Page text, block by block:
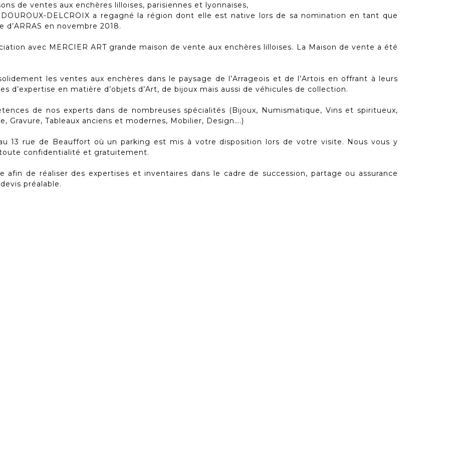
de ventes aux enchères lilloises, parisiennes et lyonnaises,
DELCROIX a regagné la région dont elle est native lors de sa nomination en tant que
en novembre 2018.
avec MERCIER ART grande maison de vente aux enchères lilloises. La Maison de vente a été
les ventes aux enchères dans le paysage de l’Arrageois et de l’Artois en offrant à leurs
d’expertise en matière d’objets d’Art, de bijoux mais aussi de véhicules de collection.
de nos experts dans de nombreuses spécialités (Bijoux, Numismatique, Vins et spiritueux,
Gravure, Tableaux anciens et modernes, Mobilier, Design….)
13 rue de Beauffort où un parking est mis à votre disposition lors de votre visite. Nous vous y
confidentialité et gratuitement.
afin de réaliser des expertises et inventaires dans le cadre de succession, partage ou assurance
préalable.